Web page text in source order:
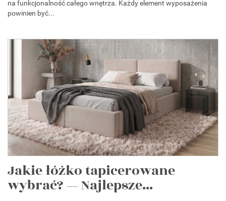
na funkcjonalność całego wnętrza. Każdy element wyposażenia
powinien być...
Jakie łóżko tapicerowane
wybrać? — Najlepsze...